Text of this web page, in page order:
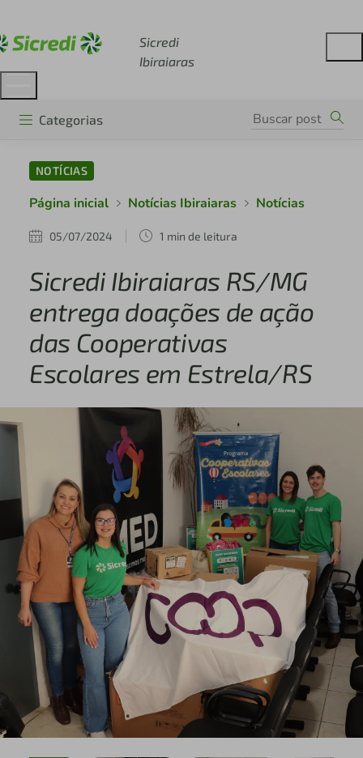
Sicredi
Ibiraiaras
Categorias
NOTÍCIAS
Página inicial Notícias Ibiraiaras Notícias
05/07/2024 1 min de leitura
Sicredi Ibiraiaras RS/MG
entrega doações de ação
das Cooperativas
Escolares em Estrela/RS